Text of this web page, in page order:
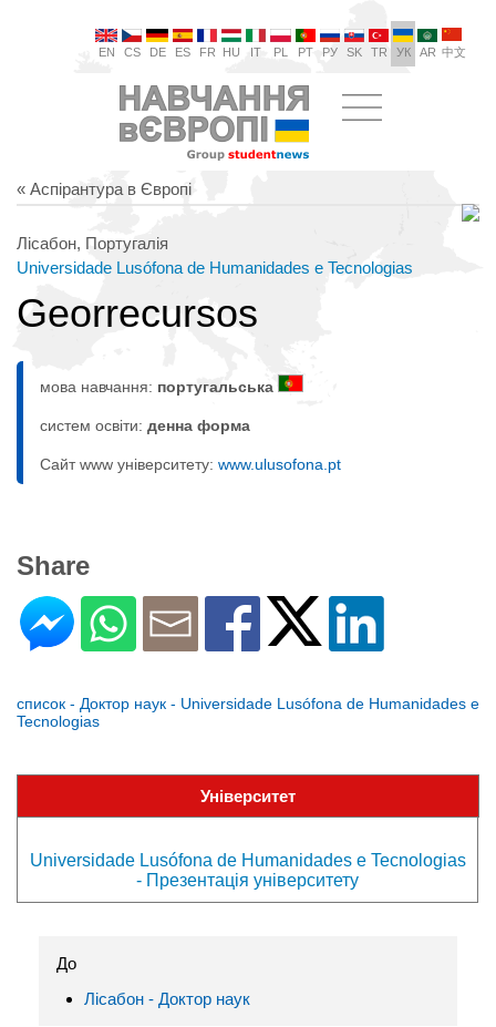
EN CS DE ES FR HU IT PL PT РУ SK TR УК AR 中文
« Аспірантура в Європі
Лісабон, Португалія
Universidade Lusófona de Humanidades e Tecnologias
Georrecursos
мова навчання: португальська
систем освіти: денна форма
Сайт www університету: www.ulusofona.pt
Share
список - Доктор наук - Universidade Lusófona de Humanidades e
Tecnologias
Університет
Universidade Lusófona de Humanidades e Tecnologias
- Презентація університету
До
Лісабон - Доктор наук